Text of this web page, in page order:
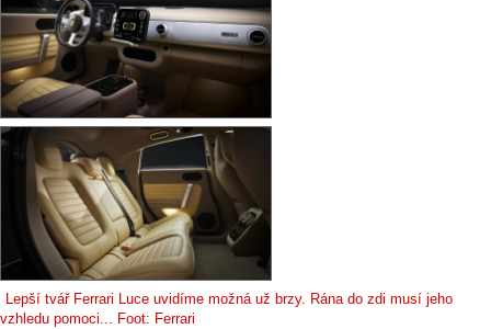
Lepší tvář Ferrari Luce uvidíme možná už brzy. Rána do zdi musí jeho
vzhledu pomoci... Foot: Ferrari